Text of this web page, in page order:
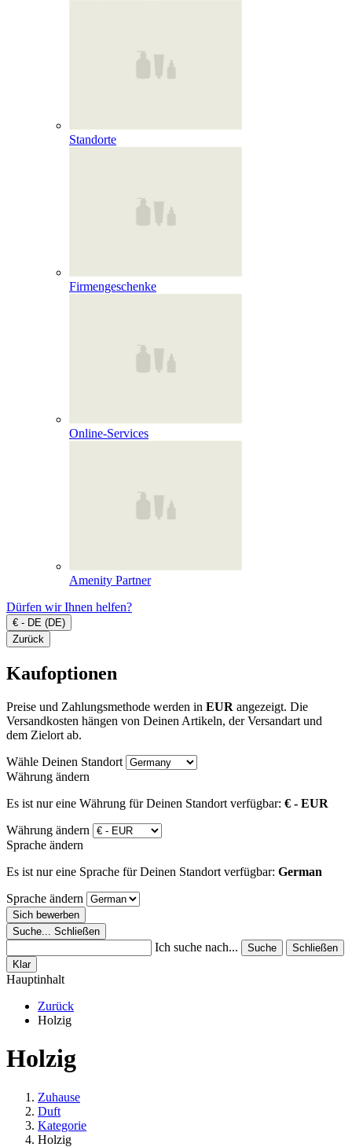
Standorte
Firmengeschenke
Online‑Services
Amenity Partner
Dürfen wir Ihnen helfen?
€ - DE (DE)
Zurück
Kaufoptionen
Preise und Zahlungsmethode werden in EUR angezeigt. Die
Versandkosten hängen von Deinen Artikeln, der Versandart und
dem Zielort ab.
Wähle Deinen Standort
Währung ändern
Es ist nur eine Währung für Deinen Standort verfügbar: € - EUR
Währung ändern
Sprache ändern
Es ist nur eine Sprache für Deinen Standort verfügbar: German
Sprache ändern
Sich bewerben
Suche...
Schließen
Ich suche nach... Suche
Schließen
Klar
Hauptinhalt
Zurück
Holzig
Holzig
Zuhause
Duft
Kategorie
Holzig